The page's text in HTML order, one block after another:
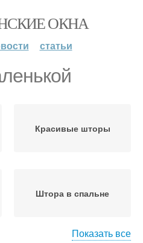
ОКНА
статьи
Красивые шторы
Штора в спальне
Показать все